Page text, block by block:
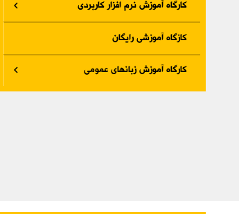
کارگاه آموزش نرم افزار کاربردی
کازگاه آموزشی رایگان
کارگاه آموزش زبانهای عمومی